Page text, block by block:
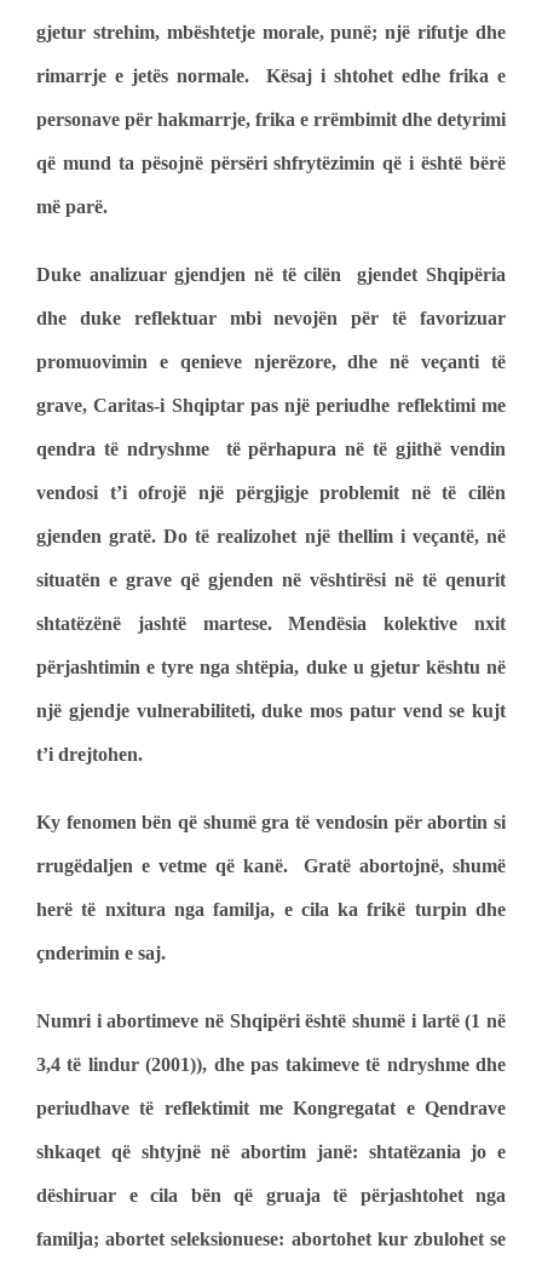
gjetur strehim, mbështetje morale, punë; një rifutje dhe
rimarrje e jetës normale. Kësaj i shtohet edhe frika e
personave për hakmarrje, frika e rrëmbimit dhe detyrimi
që mund ta pësojnë përsëri shfrytëzimin që i është bërë
më parë.
Duke analizuar gjendjen në të cilën gjendet Shqipëria
dhe duke reflektuar mbi nevojën për të favorizuar
promuovimin e qenieve njerëzore, dhe në veçanti të
grave, Caritas-i Shqiptar pas një periudhe reflektimi me
qendra të ndryshme të përhapura në të gjithë vendin
vendosi t’i ofrojë një përgjigje problemit në të cilën
gjenden gratë. Do të realizohet një thellim i veçantë, në
situatën e grave që gjenden në vështirësi në të qenurit
shtatëzënë jashtë martese. Mendësia kolektive nxit
përjashtimin e tyre nga shtëpia, duke u gjetur kështu në
një gjendje vulnerabiliteti, duke mos patur vend se kujt
t’i drejtohen.
Ky fenomen bën që shumë gra të vendosin për abortin si
rrugëdaljen e vetme që kanë. Gratë abortojnë, shumë
herë të nxitura nga familja, e cila ka frikë turpin dhe
çnderimin e saj.
Numri i abortimeve në Shqipëri është shumë i lartë (1 në
3,4 të lindur (2001)), dhe pas takimeve të ndryshme dhe
periudhave të reflektimit me Kongregatat e Qendrave
shkaqet që shtyjnë në abortim janë: shtatëzania jo e
dëshiruar e cila bën që gruaja të përjashtohet nga
familja; abortet seleksionuese: abortohet kur zbulohet se